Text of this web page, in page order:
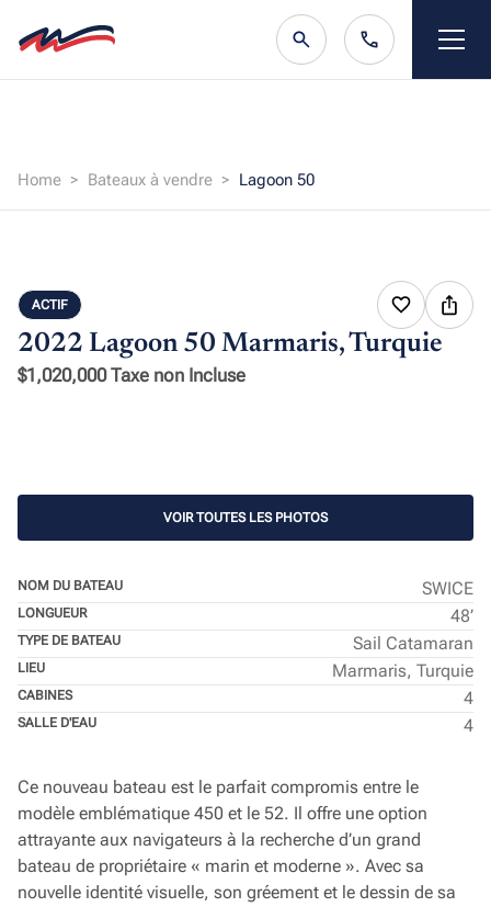
Home Bateaux à vendre Lagoon 50
ACTIF
2022 Lagoon 50 Marmaris, Turquie
$1,020,000 Taxe non Incluse
VOIR TOUTES LES PHOTOS
NOM DU BATEAU SWICE
LONGUEUR 48’
TYPE DE BATEAU Sail Catamaran
LIEU Marmaris, Turquie
CABINES 4
SALLE D'EAU 4
Ce nouveau bateau est le parfait compromis entre le
modèle emblématique 450 et le 52. Il offre une option
attrayante aux navigateurs à la recherche d’un grand
bateau de propriétaire « marin et moderne ». Avec sa
nouvelle identité visuelle, son gréement et le dessin de sa